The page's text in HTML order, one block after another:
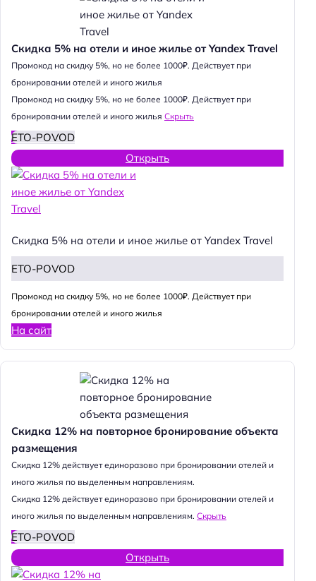
Скидка 5% на отели и иное жилье от Yandex Travel
Промокод на скидку 5%, но не более 1000₽. Действует при
бронировании отелей и иного жилья
Промокод на скидку 5%, но не более 1000₽. Действует при
бронировании отелей и иного жилья Скрыть
ETO-POVOD
Открыть
Скидка 5% на отели и иное жилье от Yandex Travel
ETO-POVOD
Промокод на скидку 5%, но не более 1000₽. Действует при
бронировании отелей и иного жилья
На сайт
Скидка 12% на повторное бронирование объекта
размещения
Cкидка 12% действует единоразово при бронировании отелей и
иного жилья по выделенным направлениям.
Cкидка 12% действует единоразово при бронировании отелей и
иного жилья по выделенным направлениям. Скрыть
ETO-POVOD
Открыть